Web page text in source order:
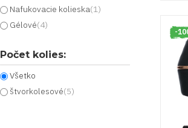
Nafukovacie kolieska(1)
Gélové(4)
Počet kolies:
Všetko
štvorkolesové(5)
-